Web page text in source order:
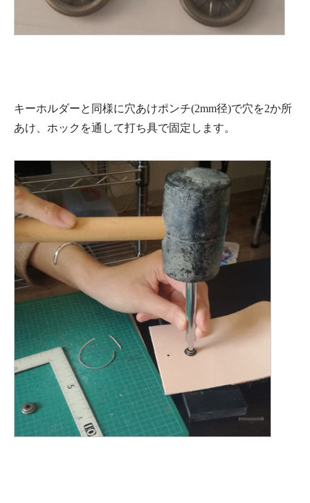
キーホルダーと同様に穴あけポンチ(2mm径)で穴を2か所
あけ、ホックを通して打ち具で固定します。